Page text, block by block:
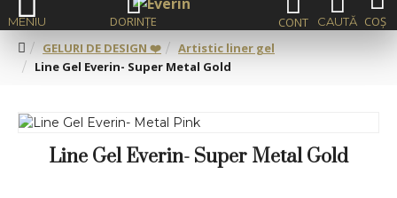
GELURI DE DESIGN ❤️
Artistic liner gel
Line Gel Everin- Super Metal Gold
Line Gel Everin- Super Metal Gold